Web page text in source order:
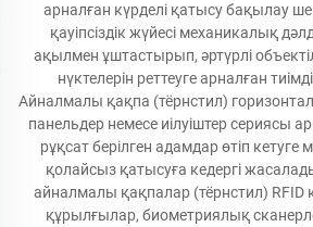
арналған күрделі қатысу бақылау
қауіпсіздік жүйесі механикалық
ақылмен ұштастырып, әртүрлі
нүктелерін реттеуге арналған
Айналмалы қақпа (тёрнстил)
панельдер немесе иілуіштер сериясы
рұқсат берілген адамдар өтіп кетуге
қолайсыз қатысуға кедергі
айналмалы қақпалар (тёрнстил) RFID
құрылғылар, биометриялық